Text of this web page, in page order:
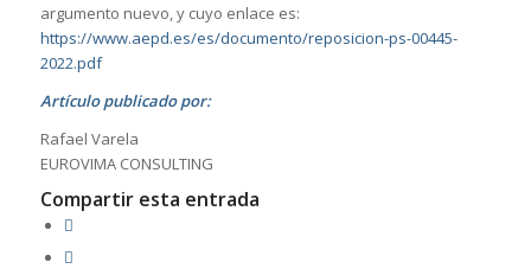
argumento nuevo, y cuyo enlace es:
https://www.aepd.es/es/documento/reposicion-ps-00445-
2022.pdf
Artículo publicado por:
Rafael Varela
EUROVIMA CONSULTING
Compartir esta entrada